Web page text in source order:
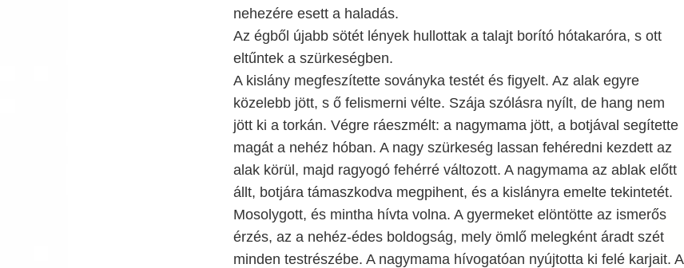
nehezére esett a haladás.
Az égből újabb sötét lények hullottak a talajt borító hótakaróra, s ott
eltűntek a szürkeségben.
A kislány megfeszítette soványka testét és figyelt. Az alak egyre
közelebb jött, s ő felismerni vélte. Szája szólásra nyílt, de hang nem
jött ki a torkán. Végre ráeszmélt: a nagymama jött, a botjával segítette
magát a nehéz hóban. A nagy szürkeség lassan fehéredni kezdett az
alak körül, majd ragyogó fehérré változott. A nagymama az ablak előtt
állt, botjára támaszkodva megpihent, és a kislányra emelte tekintetét.
Mosolygott, és mintha hívta volna. A gyermeket elöntötte az ismerős
érzés, az a nehéz-édes boldogság, mely ömlő melegként áradt szét
minden testrészébe. A nagymama hívogatóan nyújtotta ki felé karjait. A